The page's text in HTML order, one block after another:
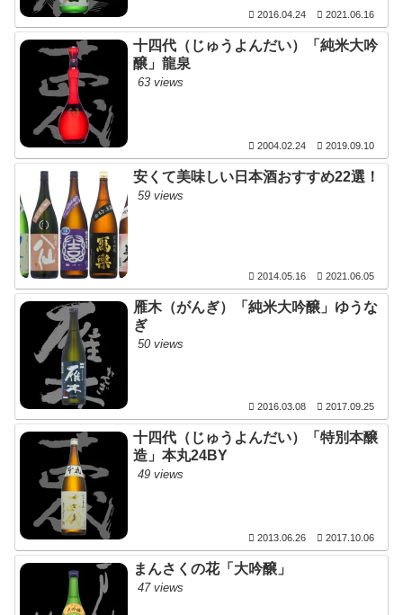
2016.04.24 2021.06.16
十四代（じゅうよんだい）「純米大吟
醸」龍泉
63 views
2004.02.24 2019.09.10
安くて美味しい日本酒おすすめ22選！
59 views
2014.05.16 2021.06.05
雁木（がんぎ）「純米大吟醸」ゆうな
ぎ
50 views
2016.03.08 2017.09.25
十四代（じゅうよんだい）「特別本醸
造」本丸24BY
49 views
2013.06.26 2017.10.06
まんさくの花「大吟醸」
47 views